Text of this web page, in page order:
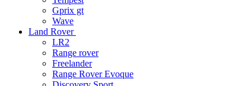
Gprix gt
Wave
Land Rover
LR2
Range rover
Freelander
Range Rover Evoque